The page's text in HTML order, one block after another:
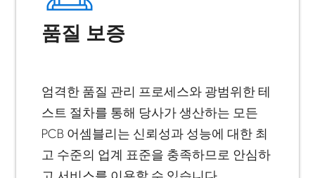
품질 보증
엄격한 품질 관리 프로세스와 광범위한 테
스트 절차를 통해 당사가 생산하는 모든
PCB 어셈블리는 신뢰성과 성능에 대한 최
고 수준의 업계 표준을 충족하므로 안심하